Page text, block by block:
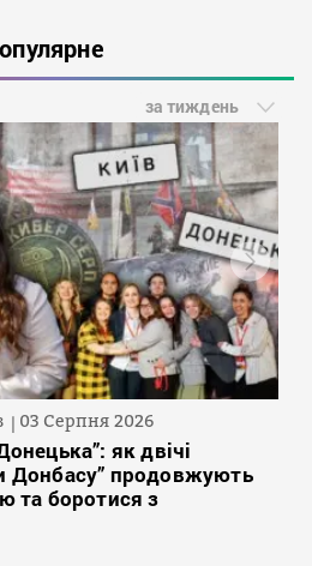
за тиждень
03 Серпня 2026
як двічі
Донбасу” продовжують
та боротися з